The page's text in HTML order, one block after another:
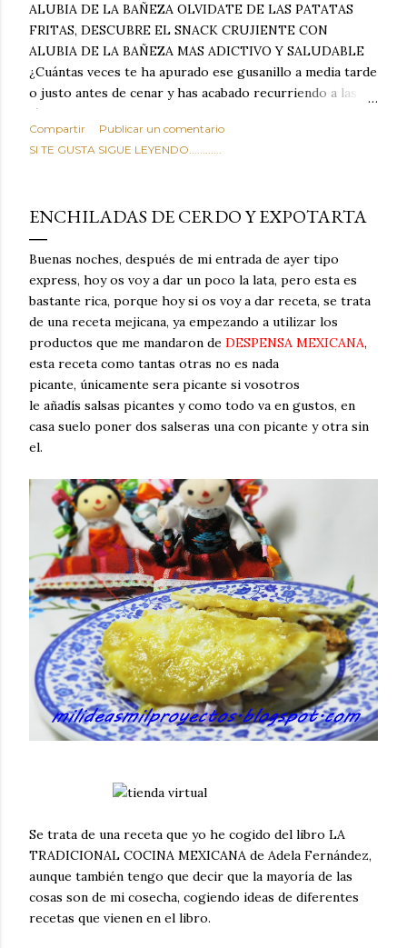
ALUBIA DE LA BAÑEZA OLVIDATE DE LAS PATATAS
FRITAS, DESCUBRE EL SNACK CRUJIENTE CON
ALUBIA DE LA BAÑEZA MAS ADICTIVO Y SALUDABLE
¿Cuántas veces te ha apurado ese gusanillo a media tarde
o justo antes de cenar y has acabado recurriendo a las
típicas patatas de bolsa, frutos secos fritos o snacks
ultraprocesados llenos de grasas saturadas y sodio?
Todos hemos estado ahí. Sin embargo, cuidarse no tiene
satisface. Estas alubias crujientes al horno van a cambiar
por completo tu forma de ver las legumbres. Olvídate de
asociar las alubias únicamente a los guisos tradicionales y
copiosos de invierno. Con esta receta simple pero
revolucionaria, transformaremos un ingrediente tan
humilde como la alubia de La Bañeza en un snack ligero,
dorado, cargado de proteína y 100% natural. Es el
sustituto perfecto a los frutos se...
Compartir
Publicar un comentario
SI TE GUSTA SIGUE LEYENDO............
ENCHILADAS DE CERDO Y EXPOTARTA
Buenas noches, después de mi entrada de ayer tipo
express, hoy os voy a dar un poco la lata, pero esta es
bastante rica, porque hoy si os voy a dar receta, se trata
de una receta mejicana, ya empezando a utilizar los
productos que me mandaron de DESPENSA MEXICANA,
esta receta como tantas otras no es nada
picante, únicamente sera picante si vosotros
le añadís salsas picantes y como todo va en gustos, en
casa suelo poner dos salseras una con picante y otra sin
el.
Se trata de una receta que yo he cogido del libro LA
TRADICIONAL COCINA MEXICANA de Adela Fernández,
aunque también tengo que decir que la mayoría de las
cosas son de mi cosecha, cogiendo ideas de diferentes
recetas que vienen en el libro.